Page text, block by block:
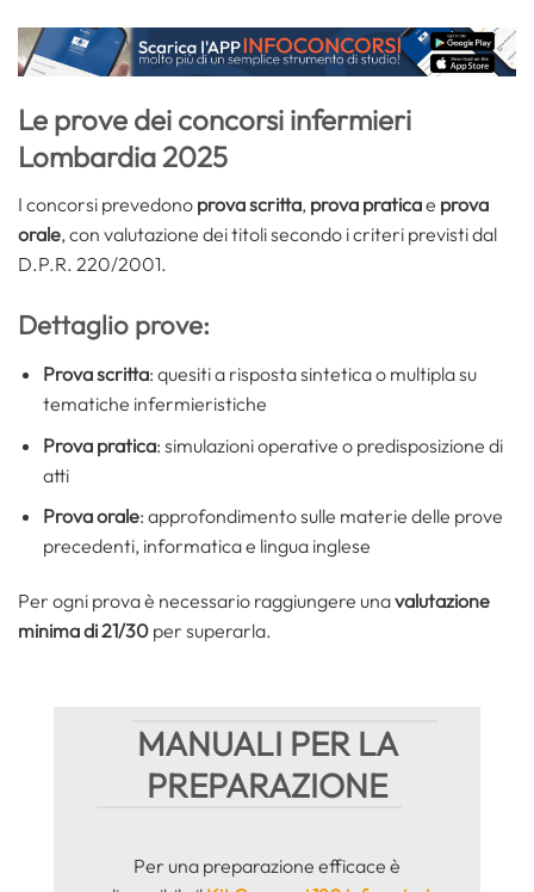
Le prove dei concorsi infermieri
Lombardia 2025
I concorsi prevedono prova scritta, prova praticae prova
orale, con valutazione dei titoli secondo i criteri previsti dal
D.P.R. 220/2001.
Dettaglio prove:
Prova scritta: quesiti a risposta sintetica o multipla su
tematiche infermieristiche
Prova pratica: simulazioni operative o predisposizione di
atti
Prova orale: approfondimento sulle materie delle prove
precedenti, informatica e lingua inglese
Per ogni prova è necessario raggiungere unavalutazione
minima di 21/30 per superarla.
MANUALI PER LA
PREPARAZIONE
Per una preparazione efficace è